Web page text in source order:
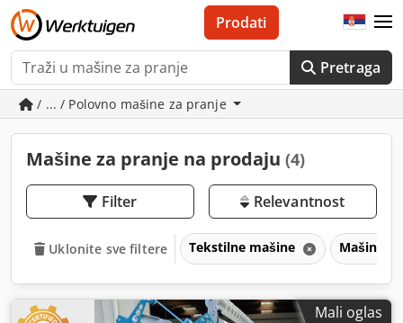
Pretraga
Prodati
/ ... / Polovno mašine za pranje
Mašine za pranje na prodaju (4)
Filter Relevantnost
Uklonite sve filtere Tekstilne mašine Mašine
Mali oglas